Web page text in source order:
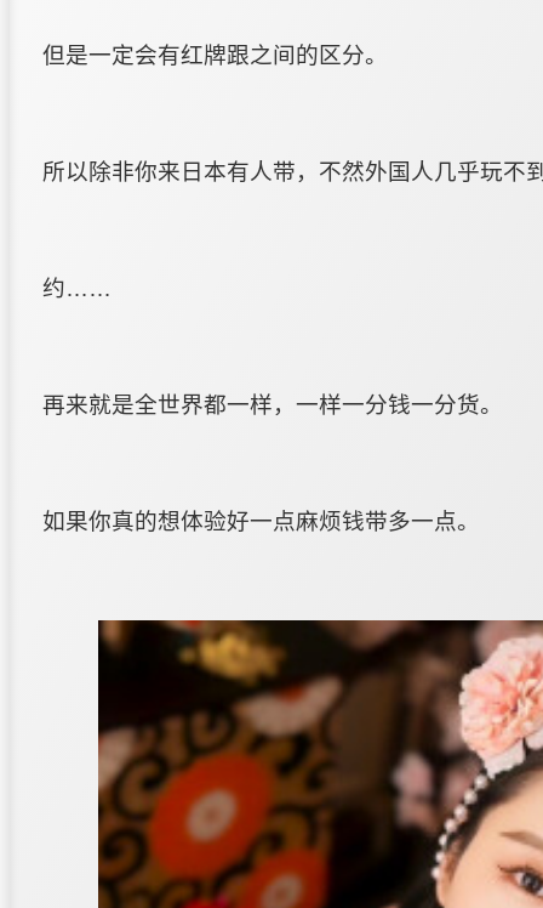
但是一定会有红牌跟之间的区分。
所以除非你来日本有人带，不然外国人几乎玩
约……
再来就是全世界都一样，一样一分钱一分货。
如果你真的想体验好一点麻烦钱带多一点。